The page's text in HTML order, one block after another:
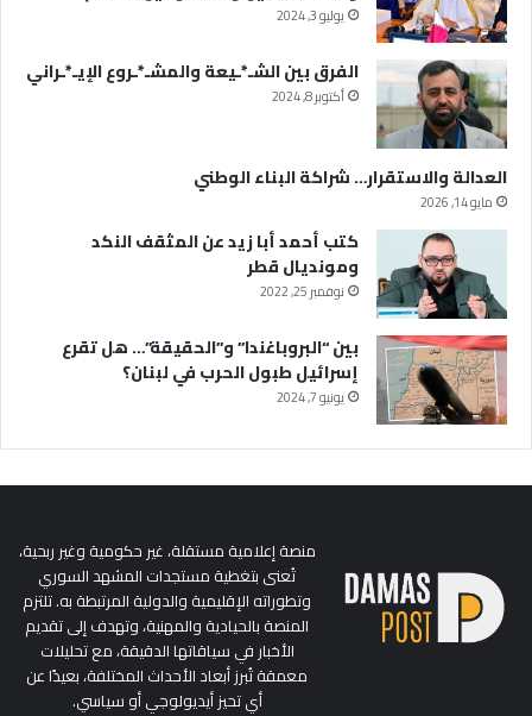
يوليو 3, 2024
الفرق بين الشـ*ـيعة والمشـ*ـروع الإيـ*ـراني
أكتوبر 8, 2024
العدالة والاستقرار… شراكة البناء الوطني
مايو 14, 2026
كتب أحمد أبا زيد عن المثقف النكد
ومونديال قطر
نوفمبر 25, 2022
بين “البروباغندا” و”الحقيقة”… هل تقرع
إسرائيل طبول الحرب في لبنان؟
يونيو 7, 2024
منصة إعلامية مستقلة، غير حكومية وغير ربحية،
تُعنى بتغطية مستجدات المشهد السوري
وتطوراته الإقليمية والدولية المرتبطة به. تلتزم
المنصة بالحيادية والمهنية، وتهدف إلى تقديم
الأخبار في سياقاتها الدقيقة، مع تحليلات
معمقة تُبرز أبعاد الأحداث المختلفة، بعيدًا عن
أي تحيز أيديولوجي أو سياسي.